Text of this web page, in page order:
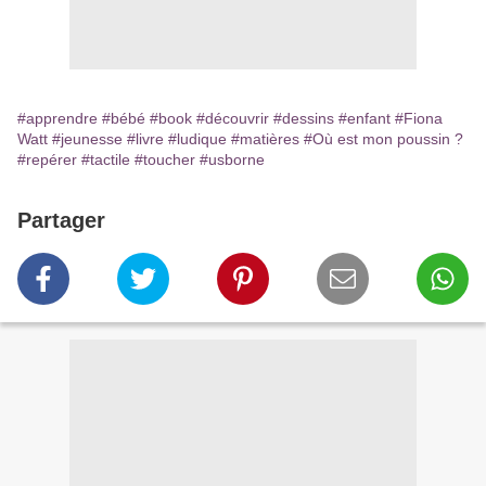
#apprendre #bébé #book #découvrir #dessins #enfant #Fiona
Watt #jeunesse #livre #ludique #matières #Où est mon poussin ?
#repérer #tactile #toucher #usborne
Partager